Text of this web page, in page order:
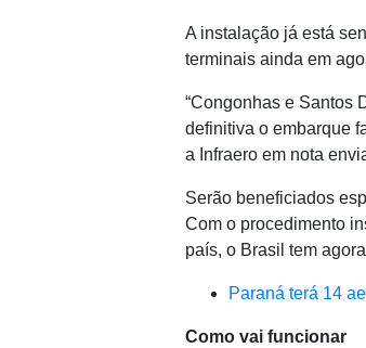
A instalação já está
terminais ainda em
“Congonhas e Santos
definitiva o embarque
a Infraero em nota
Serão beneficiados
Com o procedimento
país, o Brasil tem
Paraná terá 14
Como vai funcionar